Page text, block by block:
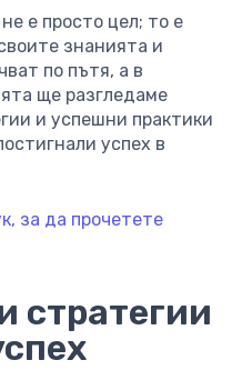
е просто цел; то е
знанията и
по пътя, а в
ще разгледаме
и успешни практики
успех в
за да прочетете
стратегии